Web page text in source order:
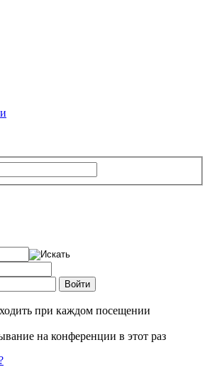
при каждом посещении
на конференции в этот раз